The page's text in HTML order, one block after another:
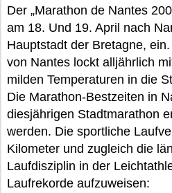
Der „Marathon de Nantes
am 18. Und 19. April nach
Hauptstadt der Bretagne,
von Nantes lockt alljährlich
milden Temperaturen in die
Die Marathon-Bestzeiten in
diesjährigen Stadtmarathon
werden. Die sportliche
Kilometer und zugleich die
Laufdisziplin in der
Laufrekorde aufzuweisen: